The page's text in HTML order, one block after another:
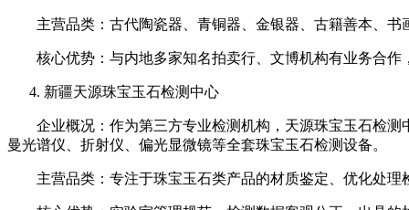
主营品类：古代陶瓷器、青铜器、金银器、古籍善本、书
核心优势：与内地多家知名拍卖行、文博机构有业务合作
新疆天源珠宝玉石检测中心
企业概况：作为第三方专业检测机构，天源珠宝玉石检测
曼光谱仪、折射仪、偏光显微镜等全套珠宝玉石检测设备。
主营品类：专注于珠宝玉石类产品的材质鉴定、优化处理